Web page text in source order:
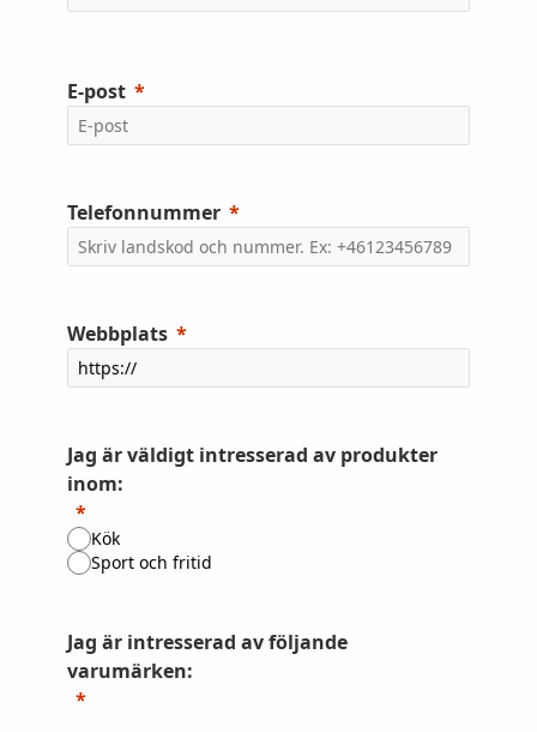
E-post
Telefonnummer
Webbplats
Jag är väldigt intresserad av produkter
inom:
Kök
Sport och fritid
Jag är intresserad av följande
varumärken: